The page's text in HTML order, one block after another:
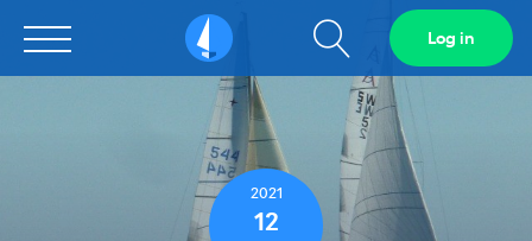
Sailarena Show
search
field
Log in
2021
12